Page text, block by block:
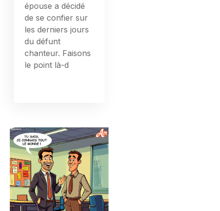
épouse a décidé
de se confier sur
les derniers jours
du défunt
chanteur. Faisons
le point là-d